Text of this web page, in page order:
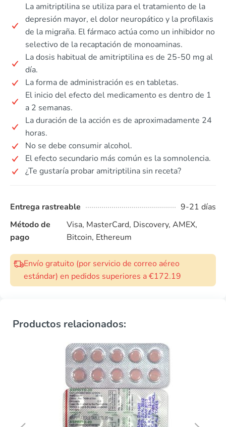
La amitriptilina se utiliza para el tratamiento de la
depresión mayor, el dolor neuropático y la profilaxis
de la migraña. El fármaco actúa como un inhibidor no
selectivo de la recaptación de monoaminas.
La dosis habitual de amitriptilina es de 25-50 mg al
día.
La forma de administración es en tabletas.
El inicio del efecto del medicamento es dentro de 1
a 2 semanas.
La duración de la acción es de aproximadamente 24
horas.
No se debe consumir alcohol.
El efecto secundario más común es la somnolencia.
¿Te gustaría probar amitriptilina sin receta?
Entrega rastreable
9-21 días
Método de
pago
Visa, MasterCard, Discovery, AMEX,
Bitcoin, Ethereum
Envío gratuito (por servicio de correo aéreo
estándar) en pedidos superiores a €172.19
Productos relacionados: